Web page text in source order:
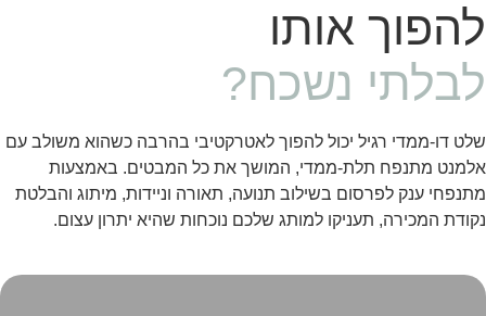
להפוך אותו
לבלתי נשכח?
שלט דו-ממדי רגיל יכול להפוך לאטרקטיבי בהרבה כשהוא משולב עם
אלמנט מתנפח תלת-ממדי, המושך את כל המבטים. באמצעות
מתנפחי ענק לפרסום בשילוב תנועה, תאורה וניידות, מיתוג והבלטת
נקודת המכירה, תעניקו למותג שלכם נוכחות שהיא יתרון עצום.